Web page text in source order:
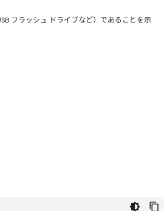
フラッシュ ドライブなど）であることを示